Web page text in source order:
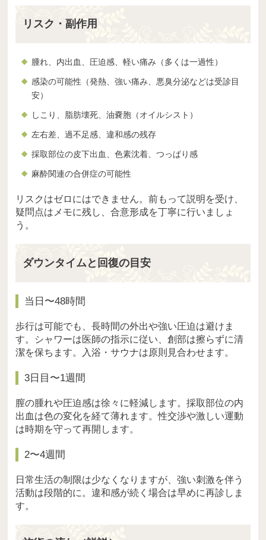
リスク・副作用
腫れ、内出血、圧迫感、軽い痛み（多くは一過性）
感染の可能性（発熱、強い痛み、悪臭分泌などは受診目
安）
しこり、脂肪壊死、油嚢胞（オイルシスト）
左右差、過不足感、違和感の残存
採取部位の皮下出血、色素沈着、つっぱり感
麻酔関連の合併症の可能性
リスクはゼロにはできません。前もって説明を受け、
疑問点はメモに残し、合意形成を丁寧に行いましょ
う。
ダウンタイムと回復の目安
当日〜48時間
歩行は可能でも、長時間の外出や強い圧迫は避けま
す。シャワーは医師の指示に従い、創部は擦らずに清
潔を保ちます。入浴・サウナは原則見合わせます。
3日目〜1週間
膣の腫れや圧迫感は徐々に軽減します。採取部位の内
出血は色の変化を経て薄れます。性交渉や激しい運動
は時期を守って再開します。
2〜4週間
日常生活の制限は少なくなりますが、強い刺激を伴う
活動は段階的に。違和感が続く場合は早めに再診しま
す。